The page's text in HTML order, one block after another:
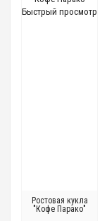
Быстрый просмотр
Ростовая кукла
"Кофе Парако"